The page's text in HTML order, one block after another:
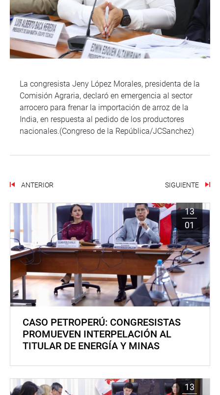
La congresista Jeny López Morales, presidenta de la
Comisión Agraria, declaró en emergencia al sector
arrocero para frenar la importación de arroz de la
India, en respuesta al pedido de los productores
nacionales.(Congreso de la República/JCSanchez)
ANTERIOR SIGUIENTE
13
01
CASO PETROPERÚ: CONGRESISTAS
PROMUEVEN INTERPELACIÓN AL
TITULAR DE ENERGÍA Y MINAS
13